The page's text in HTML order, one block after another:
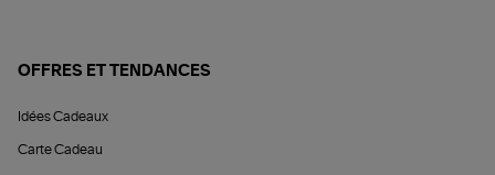
OFFRES ET TENDANCES
Idées Cadeaux
Carte Cadeau